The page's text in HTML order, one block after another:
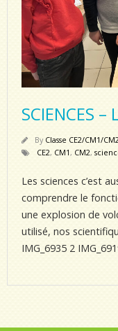
SCIENCES –
By Classe CE2/CM1/CM2
CE2, CM1 , CM2,
Les sciences c’est
comprendre le
une explosion de
utilisé, nos
IMG_6935 2